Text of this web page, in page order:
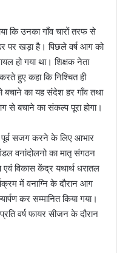
कि उनका गाँव चारों तरफ से
पर खड़ा है। पिछले वर्ष आग को
हो गया था। शिक्षक नेता
हुए कहा कि निश्चित ही
बचाने का यह संदेश हर गाँव तथा
से बचाने का संकल्प पूरा होगा।
पूर्व सजग करने के लिए आभार
वनांदोलनो का मातृ संगठन
एवं विकास केंद्र यथार्थ धरातल
में वनाग्नि के दौरान आग
कर सम्मानित किया गया।
वर्ष फायर सीजन के दौरान